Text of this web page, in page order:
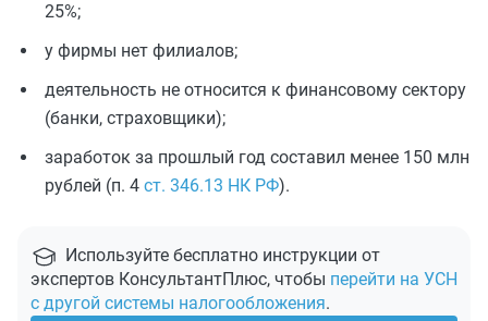
25%;
у фирмы нет филиалов;
деятельность не относится к финансовому сектору
(банки, страховщики);
заработок за прошлый год составил менее 150 млн
рублей (п. 4 ст. 346.13 НК РФ).
Используйте бесплатно инструкции от
экспертов КонсультантПлюс, чтобы перейти на УСН
с другой системы налогообложения.